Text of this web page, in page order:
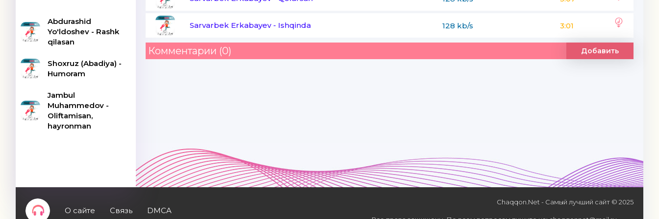
Abdurashid
Yo'ldoshev - Rashk
qilasan
Shoxruz (Abadiya) -
Humoram
Jambul
Muhammedov -
Oliftamisan,
hayronman
Sarvarbek Erkabayev- Ishqinda 128 kb/s 3:01
Комментарии (0) Добавить
О сайте Связь DMCA
Chaqqon.Net - Самый лучший сайт © 2025